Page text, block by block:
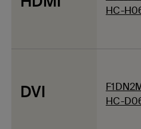
HC-
DVI
HC-